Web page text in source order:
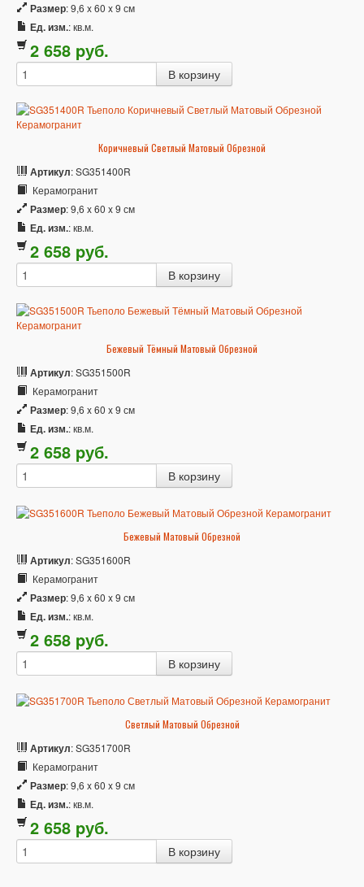
Размер: 9,6 x 60 x 9 см
Ед. изм.: кв.м.
2 658 pуб.
Коричневый Светлый Матовый Обрезной
Артикул: SG351400R
Керамогранит
Размер: 9,6 x 60 x 9 см
Ед. изм.: кв.м.
2 658 pуб.
Бежевый Тёмный Матовый Обрезной
Артикул: SG351500R
Керамогранит
Размер: 9,6 x 60 x 9 см
Ед. изм.: кв.м.
2 658 pуб.
Бежевый Матовый Обрезной
Артикул: SG351600R
Керамогранит
Размер: 9,6 x 60 x 9 см
Ед. изм.: кв.м.
2 658 pуб.
Светлый Матовый Обрезной
Артикул: SG351700R
Керамогранит
Размер: 9,6 x 60 x 9 см
Ед. изм.: кв.м.
2 658 pуб.